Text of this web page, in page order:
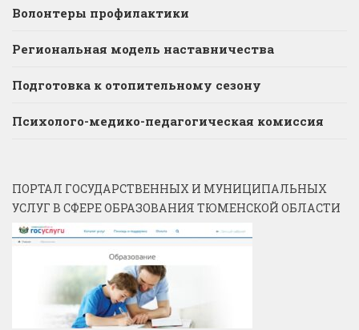
Волонтеры профилактики
Региональная модель наставничества
Подготовка к отопительному сезону
Психолого-медико-педагогическая комиссия
ПОРТАЛ ГОСУДАРСТВЕННЫХ И МУНИЦИПАЛЬНЫХ
УСЛУГ В СФЕРЕ ОБРАЗОВАНИЯ ТЮМЕНСКОЙ ОБЛАСТИ